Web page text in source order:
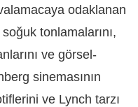
odaklanan
tonlamalarını,
ve görsel-
sinemasının
ve Lynch tarzı